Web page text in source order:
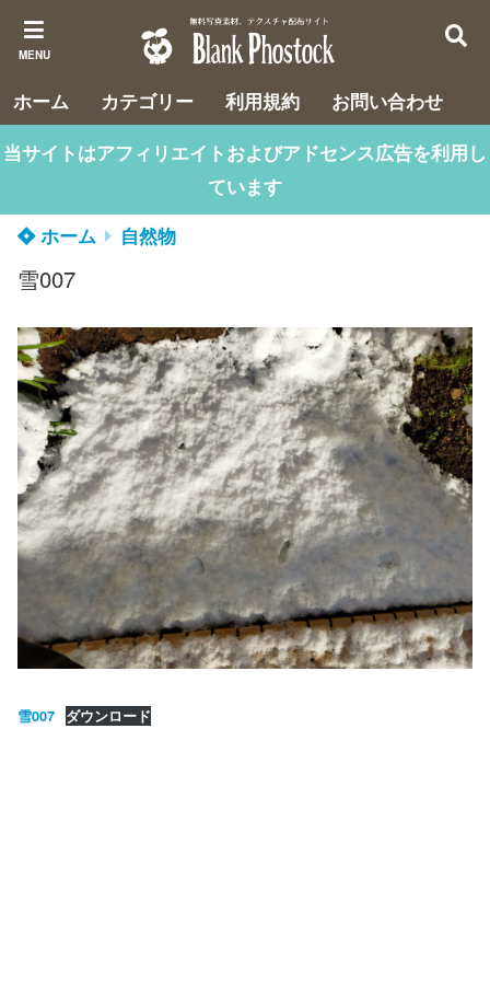
MENU
ホーム カテゴリー 利用規約
お問い合わせ
当サイトはアフィリエイトおよびアドセンス広告を利用し
ています
ホーム
自然物
雪007
雪007 ダウンロード